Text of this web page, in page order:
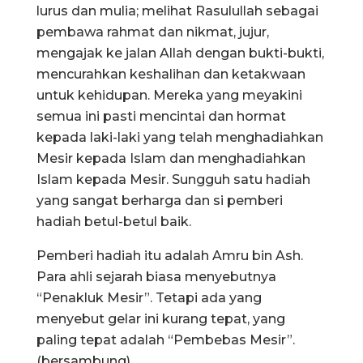
lurus dan mulia; melihat Rasulullah sebagai
pembawa rahmat dan nikmat, jujur,
mengajak ke jalan Allah dengan bukti-bukti,
mencurahkan keshalihan dan ketakwaan
untuk kehidupan. Mereka yang meyakini
semua ini pasti mencintai dan hormat
kepada laki-laki yang telah menghadiahkan
Mesir kepada Islam dan menghadiahkan
Islam kepada Mesir. Sungguh satu hadiah
yang sangat berharga dan si pemberi
hadiah betul-betul baik.
Pemberi hadiah itu adalah Amru bin Ash.
Para ahli sejarah biasa menyebutnya
“Penakluk Mesir”. Tetapi ada yang
menyebut gelar ini kurang tepat, yang
paling tepat adalah “Pembebas Mesir”.